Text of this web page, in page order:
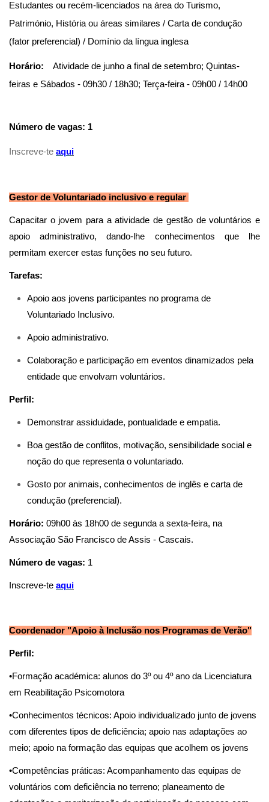
Estudantes ou recém-licenciados na área do Turismo,
Património, História ou áreas similares / Carta de condução
(fator preferencial) / Domínio da língua inglesa
Horário: Atividade de junho a final de setembro; Quintas-
feiras e Sábados - 09h30 / 18h30; Terça-feira - 09h00 / 14h00
Número de vagas: 1
Inscreve-te aqui
Gestor de Voluntariado inclusivo e regular
Capacitar o jovem para a atividade de gestão de voluntários e
apoio administrativo, dando-lhe conhecimentos que lhe
permitam exercer estas funções no seu futuro.
Tarefas:
Apoio aos jovens participantes no programa de
Voluntariado Inclusivo.
Apoio administrativo.
Colaboração e participação em eventos dinamizados pela
entidade que envolvam voluntários.
Perfil:
Demonstrar assiduidade, pontualidade e empatia.
Boa gestão de conflitos, motivação, sensibilidade social e
noção do que representa o voluntariado.
Gosto por animais, conhecimentos de inglês e carta de
condução (preferencial).
Horário: 09h00 às 18h00 de segunda a sexta-feira, na
Associação São Francisco de Assis - Cascais.
Número de vagas: 1
Inscreve-te aqui
Coordenador "Apoio à Inclusão nos Programas de Verão"
Perfil:
•Formação académica: alunos do 3º ou 4º ano da Licenciatura
em Reabilitação Psicomotora
•Conhecimentos técnicos: Apoio individualizado junto de jovens
com diferentes tipos de deficiência; apoio nas adaptações ao
meio; apoio na formação das equipas que acolhem os jovens
•Competências práticas: Acompanhamento das equipas de
voluntários com deficiência no terreno; planeamento de